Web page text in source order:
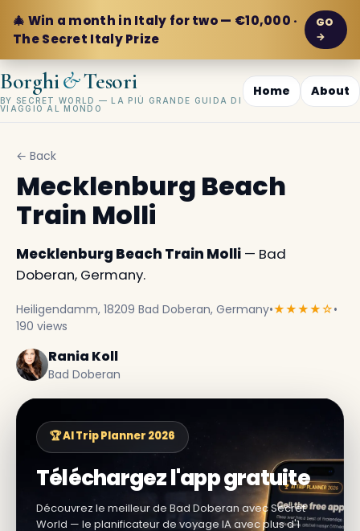
🎄 Win a month in Italy for two — €10,000 ·
The Secret Italy Prize
GO
→
Borghi&Tesori
BY SECRET WORLD — LA PIÙ GRANDE GUIDA DI
VIAGGIO AL MONDO
Home About
← Back
Mecklenburg Beach
Train Molli
Mecklenburg Beach Train Molli — Bad
Doberan, Germany.
Heiligendamm, 18209 Bad Doberan, Germany•★★★★☆•
190 views
Rania Koll
Bad Doberan
🏆 AI Trip Planner 2026
Téléchargez l'app gratuite
Découvrez le meilleur de Bad Doberan avec Secret
World — le planificateur de voyage IA avec plus d'1